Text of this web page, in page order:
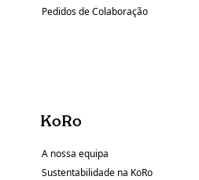
Pedidos de Colaboração
KoRo
A nossa equipa
Sustentabilidade na KoRo